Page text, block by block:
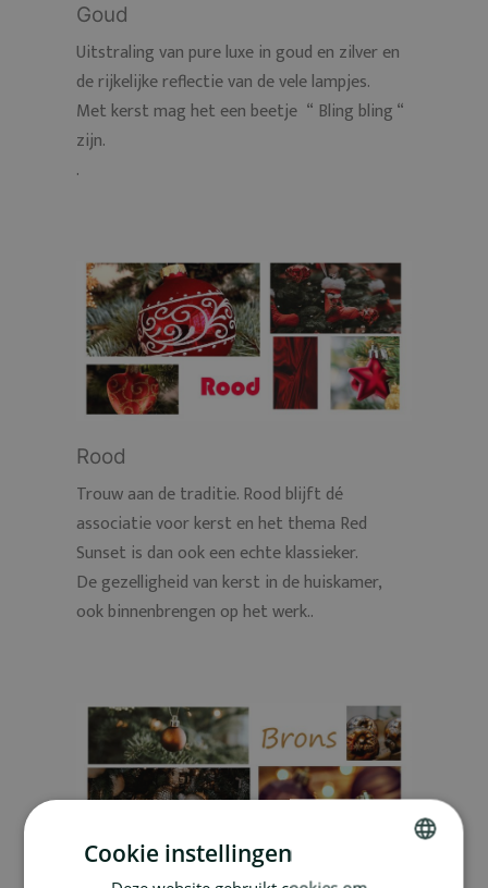
Goud
Uitstraling van pure luxe in goud en zilver en
de rijkelijke reflectie van de vele lampjes.
Met kerst mag het een beetje “ Bling bling “
zijn.
.
Rood
Trouw aan de traditie. Rood blijft dé
associatie voor kerst en het thema Red
Sunset is dan ook een echte klassieker.
De gezelligheid van kerst in de huiskamer,
ook binnenbrengen op het werk..
Cookie instellingen